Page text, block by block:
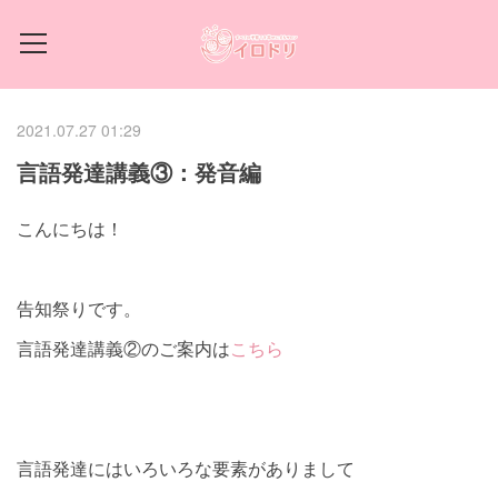
2021.07.27 01:29
言語発達講義③：発音編
こんにちは！
告知祭りです。
言語発達講義②のご案内はこちら
言語発達にはいろいろな要素がありまして